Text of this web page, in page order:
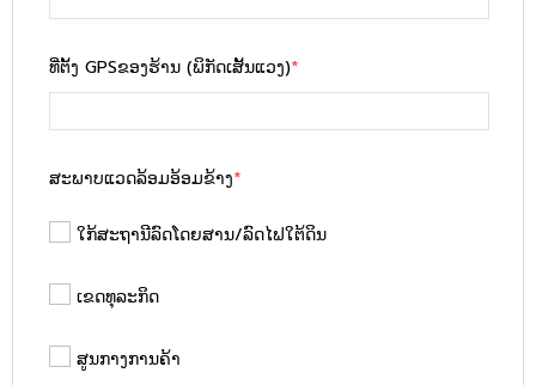
ທີ່ຕັ້ງ GPSຂອງຮ້ານ (ພິກັດເສັ້ນແວງ)*
ສະພາບແວດລ້ອມອ້ອມຂ້າງ*
ໃກ້ສະຖານີລົດໂດຍສານ/ລົດໄຟໃຕ້ດິນ
ເຂດທຸລະກິດ
ສູນກາງການຄ້າ